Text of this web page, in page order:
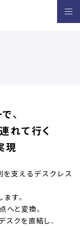
、
れて行く
現
を支えるデスクレス
す。
へと変換。
クを直結し、